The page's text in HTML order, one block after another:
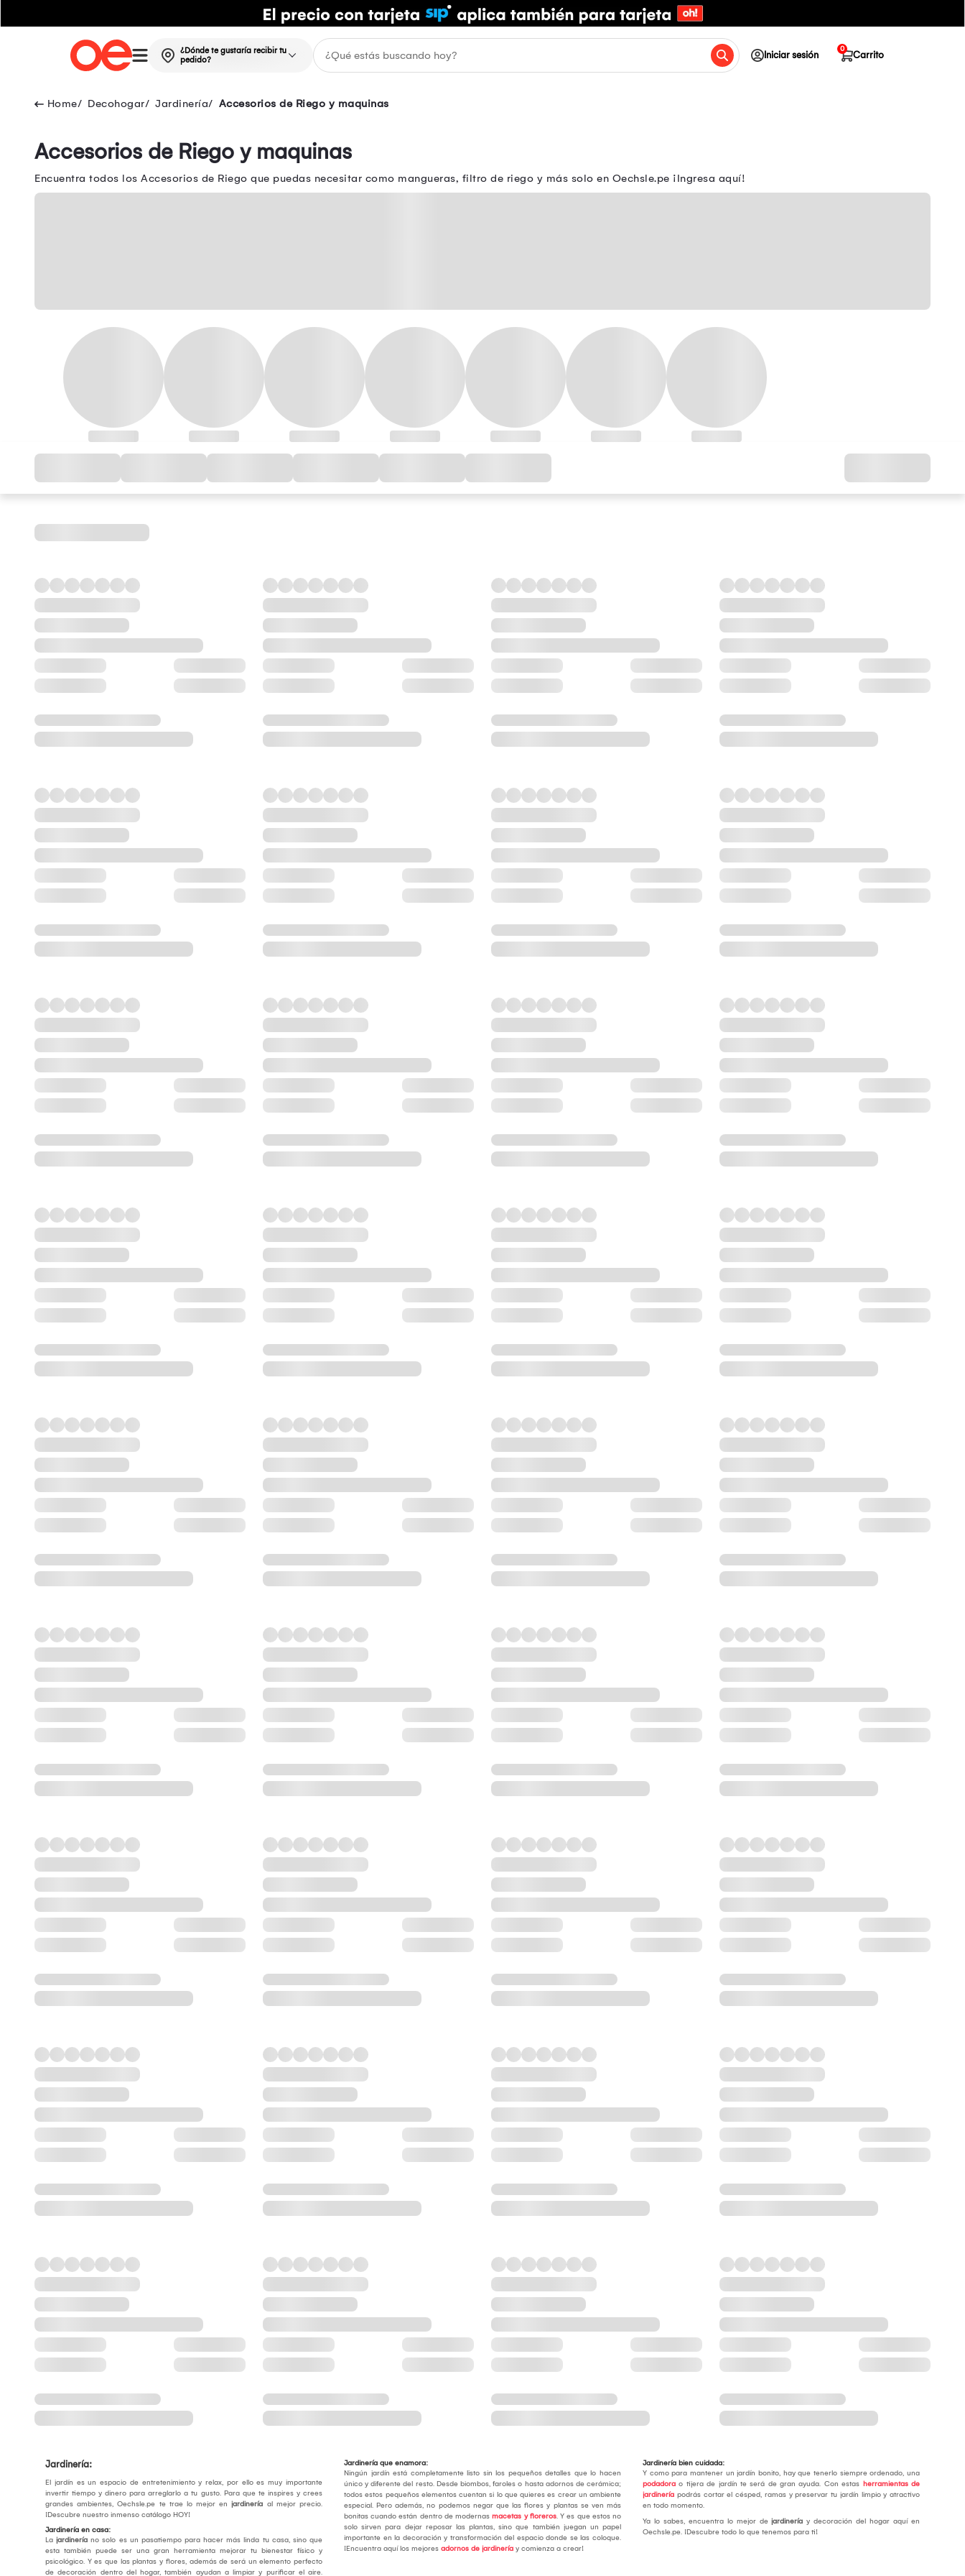
¿Dónde te gustaría recibir tu
pedido?
Iniciar sesión Carrito
0
Decohogar Jardinería Accesorios de Riego y maquinas
Accesorios de Riego y maquinas
Encuentra todos los Accesorios de Riego que puedas necesitar como mangueras, filtro de riego y más solo en Oechsle.pe ¡Ingresa aquí!
Jardinería:
El jardín es un espacio de entretenimiento y relax, por ello es muy importante
invertir tiempo y dinero para arreglarlo a tu gusto. Para que te inspires y crees
grandes ambientes, Oechsle.pe te trae lo mejor enjardinería al mejor precio.
¡Descubre nuestro inmenso catálogo HOY!
Jardinería en casa:
Lajardinería no solo es un pasatiempo para hacer más linda tu casa, sino que
esta también puede ser una gran herramienta mejorar tu bienestar físico y
psicológico. Y es que las plantas y flores, además de será un elemento perfecto
de decoración dentro del hogar, también ayudan a limpiar y purificar el aire.
Jardinería que enamora:
Ningún jardín está completamente listo sin los pequeños detalles que lo hacen
único y diferente del resto. Desde biombos, faroles o hasta adornos de cerámica;
todos estos pequeños elementos cuentan si lo que quieres es crear un ambiente
especial. Pero además, no podemos negar que las flores y plantas se ven más
bonitas cuando están dentro de modernasmacetas y floreros. Y es que estos no
solo sirven para dejar reposar las plantas, sino que también juegan un papel
importante en la decoración y transformación del espacio donde se las coloque.
¡Encuentra aquí los mejores adornos de jardinería y comienza a crear!
Jardinería bien cuidada:
Y como para mantener un jardín bonito, hay que tenerlo siempre ordenado, una
podadora o tijera de jardín te será de gran ayuda. Con estas herramientas de
jardinería podrás cortar el césped, ramas y preservar tu jardín limpio y atractivo
en todo momento.
Ya lo sabes, encuentra lo mejor dejardinería y decoración del hogar aquí en
Oechsle.pe. ¡Descubre todo lo que tenemos para ti!